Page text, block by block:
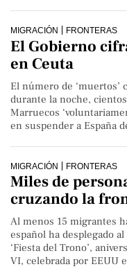
MIGRACIÓN FRONTERAS
El Gobierno
en Ceuta
El número de ‘muertos’
durante la noche,
Marruecos
en suspender a España
MIGRACIÓN FRONTERAS
Miles de
cruzando la
Al menos 15 migrantes
español ha desplegado
‘Fiesta del Trono’,
VI, celebrada por EEUU